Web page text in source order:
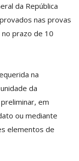
da República
nas provas
prazo de 10
na
da
em
ou mediante
elementos de